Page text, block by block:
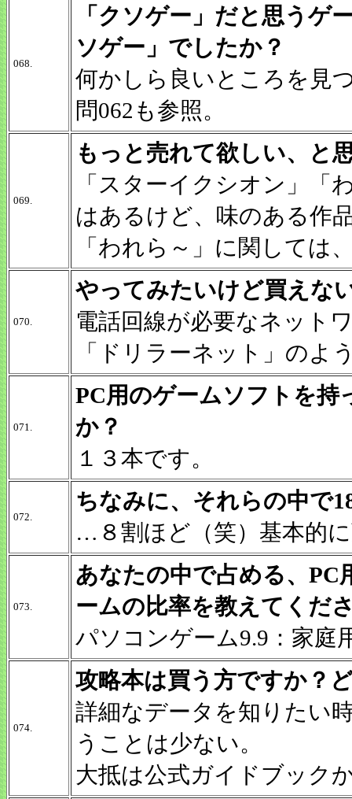
068.
「クソゲー」だと思うゲ
ソゲー」でしたか？
何かしら良いところを見
問062も参照。
069.
もっと売れて欲しい、と
「スターイクシオン」「
はあるけど、味のある作
「われら～」に関しては
070.
やってみたいけど買えな
電話回線が必要なネット
「ドリラーネット」の
071.
PC用のゲームソフトを持
か？
１３本です。
072.
ちなみに、それらの中で
…８割ほど（笑）基本的
073.
あなたの中で占める、PC
ームの比率を教えてくだ
パソコンゲーム9.9：家庭
074.
攻略本は買う方ですか？
詳細なデータを知りたい
うことは少ない。
大抵は公式ガイドブック